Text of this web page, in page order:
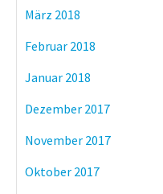
März 2018
Februar 2018
Januar 2018
Dezember 2017
November 2017
Oktober 2017